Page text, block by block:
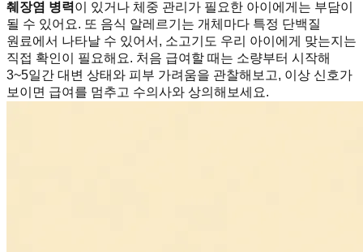
췌장염 병력이 있거나 체중 관리가 필요한 아이에게는 부담이
될 수 있어요. 또 음식 알레르기는 개체마다 특정 단백질
원료에서 나타날 수 있어서, 소고기도 우리 아이에게 맞는지는
직접 확인이 필요해요. 처음 급여할 때는 소량부터 시작해
3~5일간 대변 상태와 피부 가려움을 관찰해보고, 이상 신호가
보이면 급여를 멈추고 수의사와 상의해보세요.